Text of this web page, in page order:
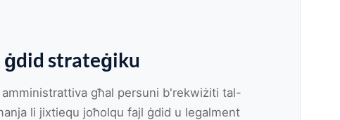
strateġiku
għal persuni b'rekwiżiti tal-
li jixtiequ joħolqu fajl ġdid u legalment